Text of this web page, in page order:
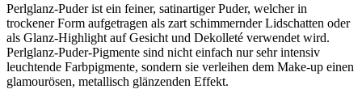
Perlglanz-Puder ist ein feiner, satinartiger Puder, welcher in
trockener Form aufgetragen als zart schimmernder Lidschatten oder
als Glanz-Highlight auf Gesicht und Dekolleté verwendet wird.
Perlglanz-Puder-Pigmente sind nicht einfach nur sehr intensiv
leuchtende Farbpigmente, sondern sie verleihen dem Make-up einen
glamourösen, metallisch glänzenden Effekt.